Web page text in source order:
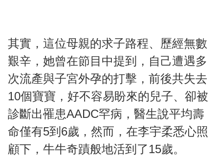
其實，這位母親的求子路程、歷經無數
艱辛，她曾在節目中提到，自己遭遇多
次流產與子宮外孕的打擊，前後共失去
10個寶寶，好不容易盼來的兒子、卻被
診斷出罹患AADC罕病，醫生說平均壽
命僅有5到6歲，然而，在李宇柔悉心照
顧下，牛牛奇蹟般地活到了15歲。